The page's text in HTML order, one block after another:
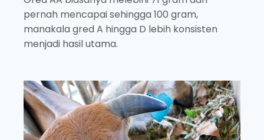
pernah mencapai sehingga 100 gram,
manakala gred A hingga D lebih konsisten
menjadi hasil utama.